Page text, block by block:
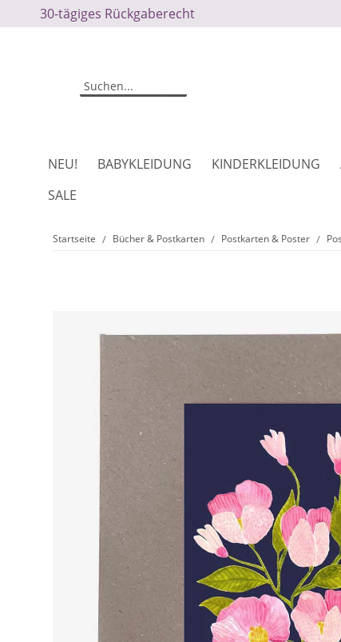
30-tägiges Rückgaberecht
NEU! BABYKLEIDUNG KINDERKLEIDUNG
SALE
Startseite Bücher & Postkarten Postkarten & Poster